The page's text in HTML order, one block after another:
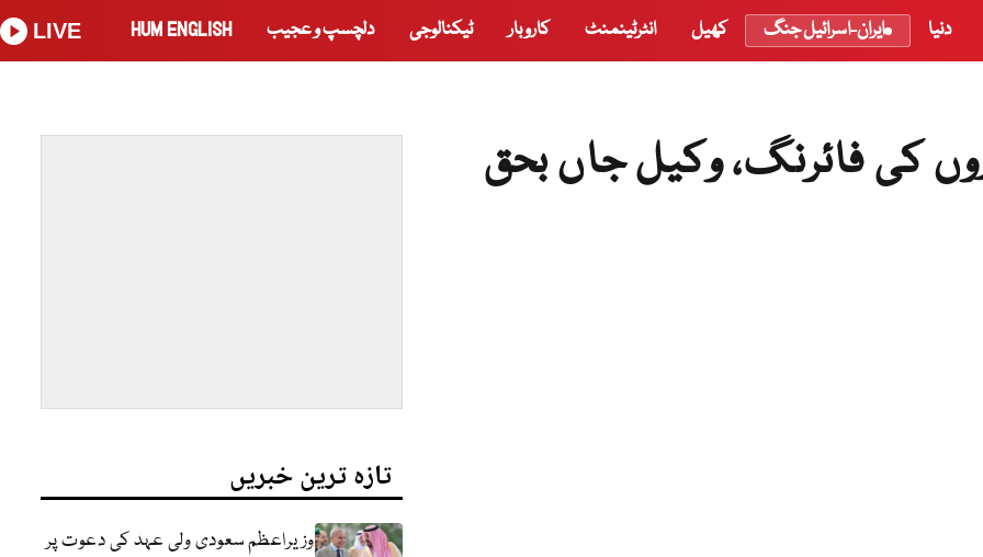
دنیا ایران-اسرائیل جنگ کھیل انٹرٹینمنٹ کاروبار ٹیکنالوجی دلچسپ و عجیب HUM ENGLISH
LIVE
کی فائرنگ، وکیل جاں بحق
تازہ ترین خبریں
وزیراعظم سعودی ولی عہد کی دعوت پر